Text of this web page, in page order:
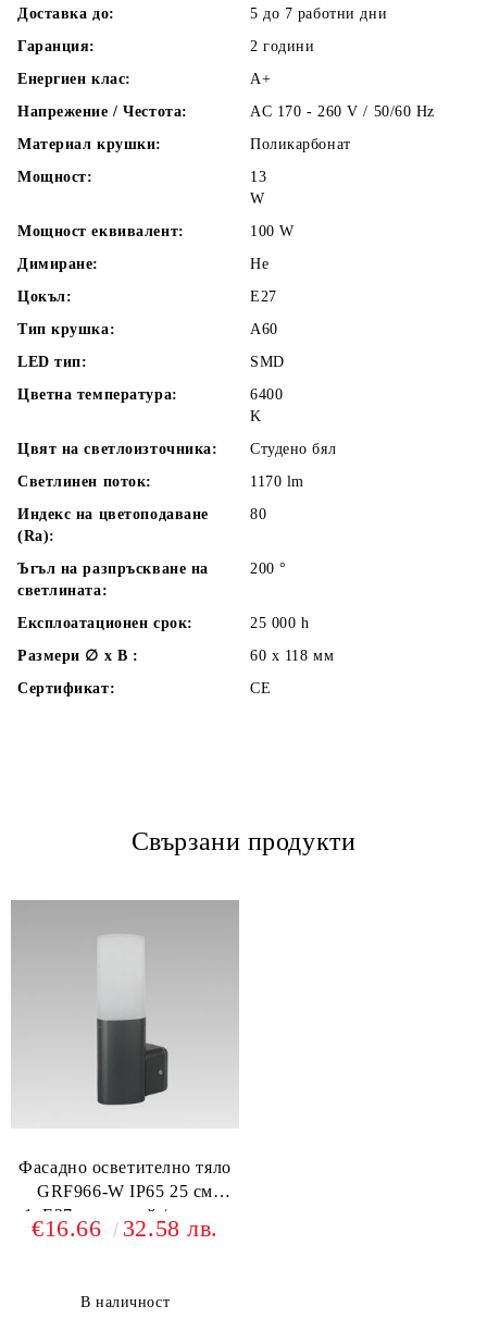
Доставка до: 5 до 7 работнидни
Гаранция:
2 години
Енергиен клас:
A+
Напрежение / Честота:
AC 170 - 260 V / 50/60 Hz
Материал крушки:
Поликарбонат
Мощност:
13
W
Мощност еквивалент:
100W
Димиране:
Не
Цокъл:
E27
Тип крушка:
A60
LED тип:
SMD
Цветна температура:
6400
K
Цвят на светлоизточника:
Студено бял
Светлинен поток:
1170 lm
Индекс на цветоподаване
(Ra):
80
Ъгъл на разпръскване на
светлината:
200°
Експлоатационен срок: 25 000 h
Размери ∅ x В :
60 x 118мм
Сертификат:
CE
Свързани продукти
Фасадно осветително тяло
GRF966-W IP65 25 см
1xЕ27 алуминий / стъкло
€16.66 32.58 лв.
В наличност